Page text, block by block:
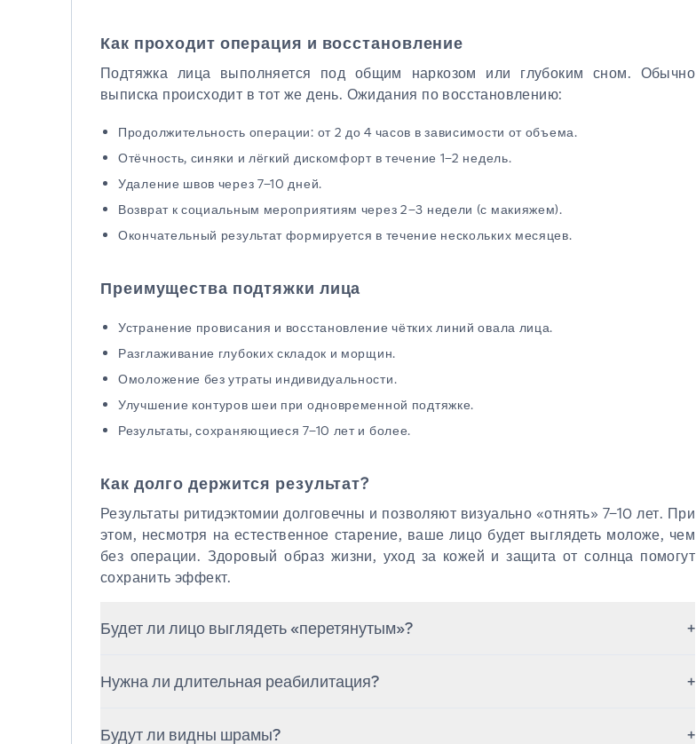
Как проходит операция и восстановление
Подтяжка лица выполняется под общим наркозом или глубоким сном. Обычно
выписка происходит в тот же день. Ожидания по восстановлению:
Продолжительность операции: от 2 до 4 часов в зависимости от объема.
Отёчность, синяки и лёгкий дискомфорт в течение 1–2 недель.
Удаление швов через 7–10 дней.
Возврат к социальным мероприятиям через 2–3 недели (с макияжем).
Окончательный результат формируется в течение нескольких месяцев.
Преимущества подтяжки лица
Устранение провисания и восстановление чётких линий овала лица.
Разглаживание глубоких складок и морщин.
Омоложение без утраты индивидуальности.
Улучшение контуров шеи при одновременной подтяжке.
Результаты, сохраняющиеся 7–10 лет и более.
Как долго держится результат?
Результаты ритидэктомии долговечны и позволяют визуально «отнять» 7–10 лет. При
этом, несмотря на естественное старение, ваше лицо будет выглядеть моложе, чем
без операции. Здоровый образ жизни, уход за кожей и защита от солнца помогут
сохранить эффект.
Будет ли лицо выглядеть «перетянутым»? +
только кожи, что обеспечивает естественный и гармоничный результат.
Нужна ли длительная реабилитация? +
а к светской жизни — через 2–3 недели. Отёчность и синяки временные.
Будут ли видны шрамы? +